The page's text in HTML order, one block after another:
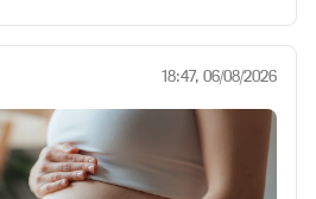
18:47, 06/08/2026